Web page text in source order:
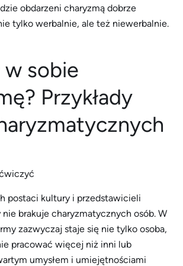
obdarzeni charyzmą dobrze
tylko werbalnie, ale też niewerbalnie.
w sobie
Przykłady
postaci kultury i przedstawicieli
nie brakuje charyzmatycznych osób. W
zazwyczaj staje się nie tylko osoba,
pracować więcej niż inni lub
umysłem i umiejętnościami